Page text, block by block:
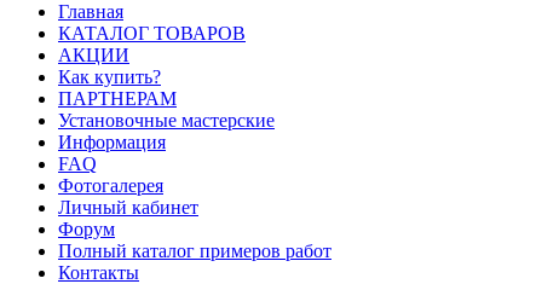
Главная
КАТАЛОГ ТОВАРОВ
АКЦИИ
Как купить?
ПАРТНЕРАМ
Установочные мастерские
Информация
FAQ
Фотогалерея
Личный кабинет
Форум
Полный каталог примеров работ
Контакты